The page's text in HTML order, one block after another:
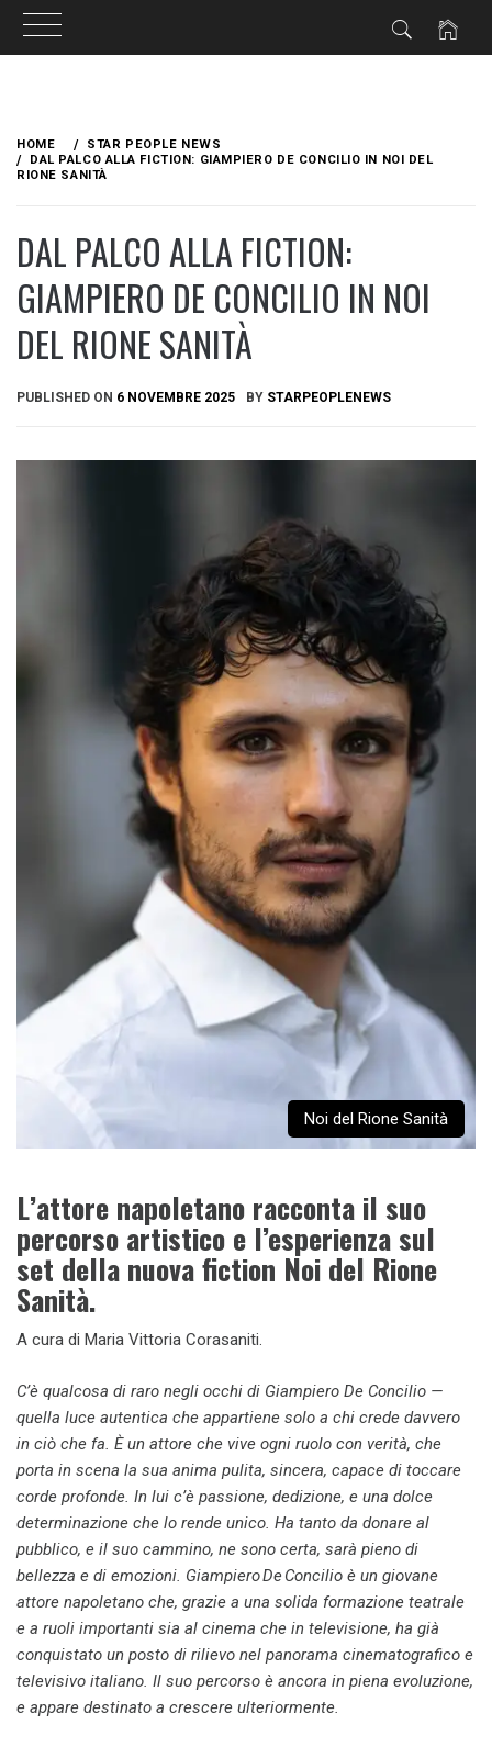
content
HOME
STAR PEOPLE NEWS
DAL PALCO ALLA FICTION: GIAMPIERO DE CONCILIO IN NOI DEL
RIONE SANITÀ
DAL PALCO ALLA FICTION:
GIAMPIERO DE CONCILIO IN NOI
DEL RIONE SANITÀ
PUBLISHED ON 6 NOVEMBRE 2025 BY STARPEOPLENEWS
Noi del Rione Sanità
L’attore napoletano racconta il suo
percorso artistico e l’esperienza sul
set della nuova fiction Noi del Rione
Sanità.
A cura di Maria Vittoria Corasaniti.
C’è qualcosa di raro negli occhi di Giampiero De Concilio —
quella luce autentica che appartiene solo a chi crede davvero
in ciò che fa. È un attore che vive ogni ruolo con verità, che
porta in scena la sua anima pulita, sincera, capace di toccare
corde profonde. In lui c’è passione, dedizione, e una dolce
determinazione che lo rende unico. Ha tanto da donare al
pubblico, e il suo cammino, ne sono certa, sarà pieno di
bellezza e di emozioni. Giampiero De Concilio è un giovane
attore napoletano che, grazie a una solida formazione teatrale
e a ruoli importanti sia al cinema che in televisione, ha già
conquistato un posto di rilievo nel panorama cinematografico e
televisivo italiano. Il suo percorso è ancora in piena evoluzione,
e appare destinato a crescere ulteriormente.